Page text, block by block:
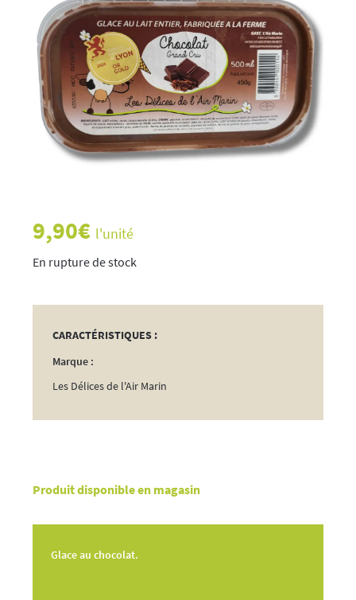
Produit disponible en magasin
Glace au chocolat.
9,90€ l'unité
rupture de stock
CARACTÉRISTIQUES :
Marque :
Les Délices de l'Air Marin